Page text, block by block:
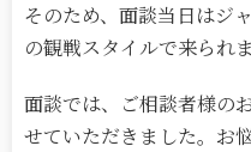
そのため、面談当日はジ
の観戦スタイルで来られ
面談では、ご相談者様の
せていただきました。お